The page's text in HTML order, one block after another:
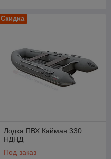
Скидка
Лодка ПВХ Кайман 330
НДНД
Под заказ